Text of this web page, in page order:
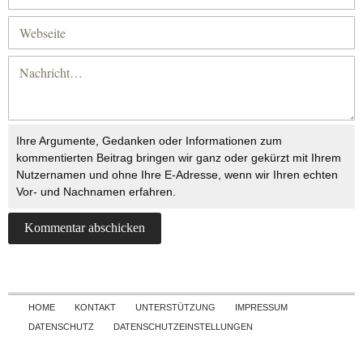
Ihre Argumente, Gedanken oder Informationen zum
kommentierten Beitrag bringen wir ganz oder gekürzt mit Ihrem
Nutzernamen und ohne Ihre E-Adresse, wenn wir Ihren echten
Vor- und Nachnamen erfahren.
Skip to content
HOME KONTAKT UNTERSTÜTZUNG
IMPRESSUM
DATENSCHUTZ
DATENSCHUTZEINSTELLUNGEN